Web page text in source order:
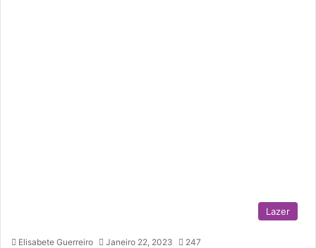
Lazer
Elisabete Guerreiro Janeiro 22, 2023 247